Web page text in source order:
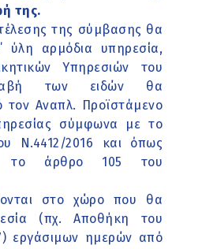
της.
της σύμβασης θα
ύλη αρμόδια υπηρεσία,
Υπηρεσιών του
των ειδών θα
τον Αναπλ. Προϊστάμενο
σύμφωνα με το
Ν.4412/2016 και όπως
το άρθρο 105 του
στο χώρο που θα
(πχ. Αποθήκη του
εργάσιμων ημερών από